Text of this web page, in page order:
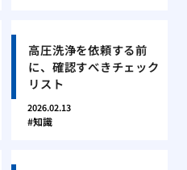
高圧洗浄を依頼する前
に、確認すべきチェック
リスト
2026.02.13
知識